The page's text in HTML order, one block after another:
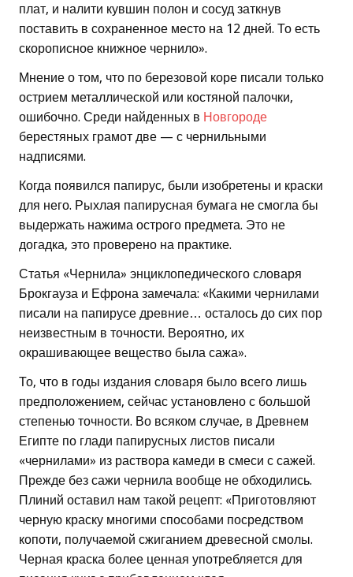
плат, и налити кувшин полон и сосуд заткнув
поставить в сохраненное место на 12 дней. То есть
скорописное книжное чернило».
Мнение о том, что по березовой коре писали только
острием металлической или костяной палочки,
ошибочно. Среди найденных в Новгороде
берестяных грамот две — с чернильными
надписями.
Когда появился папирус, были изобретены и краски
для него. Рыхлая папирусная бумага не смогла бы
выдержать нажима острого предмета. Это не
догадка, это проверено на практике.
Статья «Чернила» энциклопедического словаря
Брокгауза и Ефрона замечала: «Какими чернилами
писали на папирусе древние… осталось до сих пор
неизвестным в точности. Вероятно, их
окрашивающее вещество была сажа».
То, что в годы издания словаря было всего лишь
предположением, сейчас установлено с большой
степенью точности. Во всяком случае, в Древнем
Египте по глади папирусных листов писали
«чернилами» из раствора камеди в смеси с сажей.
Прежде без сажи чернила вообще не обходились.
Плиний оставил нам такой рецепт: «Приготовляют
черную краску многими способами посредством
копоти, получаемой сжиганием древесной смолы.
Черная краска более ценная употребляется для